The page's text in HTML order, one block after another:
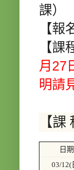
課）
【報
【課
月27
明請
【課
日期
03/12(